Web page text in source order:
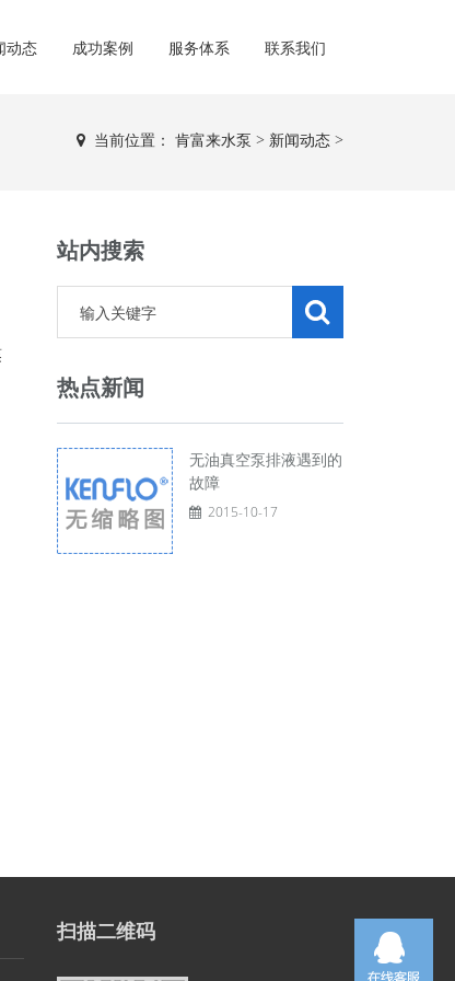
动态 成功案例 服务体系 联系我们
当前位置： 肯富来水泵 > 新闻动态 >
站内搜索
热点新闻
无油真空泵排液遇到的
故障
2015-10-17
扫描二维码